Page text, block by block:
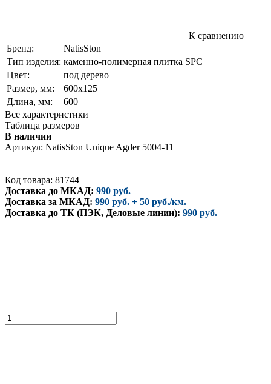
К сравнению
Бренд:
NatisSton
Тип изделия: каменно-полимерная плитка SPC
Цвет:
под дерево
Размер, мм:
600х125
Длина, мм:
600
Все характеристики
Таблица размеров
В наличии
Артикул: NatisSton Unique Agder 5004-11
Код товара: 81744
Доставка до МКАД: 990 руб.
Доставка за МКАД: 990 руб. + 50 руб./км.
Доставка до ТК (ПЭК, Деловые линии): 990 руб.